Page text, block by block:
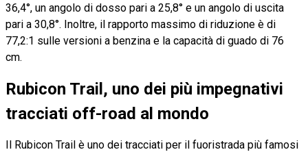
36,4°, un angolo di dosso pari a 25,8° e un angolo di uscita
pari a 30,8°. Inoltre, il rapporto massimo di riduzione è di
77,2:1 sulle versioni a benzina e la capacità di guado di 76
cm.
Rubicon Trail, uno dei più impegnativi
tracciati off-road al mondo
Il Rubicon Trail è uno dei tracciati per il fuoristrada più famosi